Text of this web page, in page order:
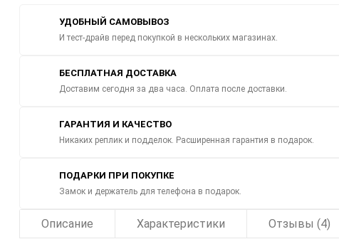
УДОБНЫЙ САМОВЫВОЗ
И тест-драйв перед покупкой в нескольких магазинах.
БЕСПЛАТНАЯ ДОСТАВКА
Доставим сегодня за два часа. Оплата после доставки.
ГАРАНТИЯ И КАЧЕСТВО
Никаких реплик и подделок. Расширенная гарантия в подарок.
ПОДАРКИ ПРИ ПОКУПКЕ
Замок и держатель для телефона в подарок.
Описание Характеристики Отзывы (4)